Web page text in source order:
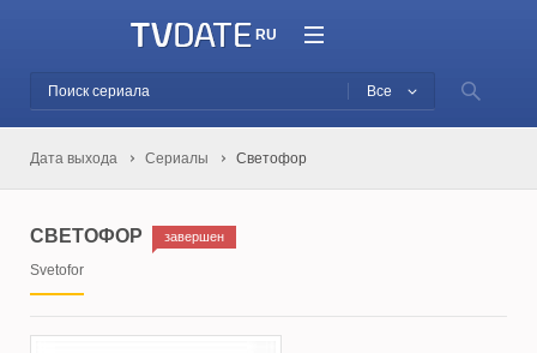
RU
Все
Дата выхода Сериалы Светофор
СВЕТОФОР завершен
Svetofor